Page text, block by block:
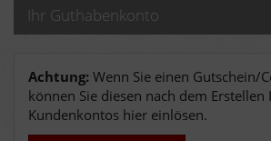
Ihr Guthabenkonto
Achtung: Wenn Sie einen Gutschein/
können Sie diesen nach dem Erstellen
Kundenkontos hier einlösen.